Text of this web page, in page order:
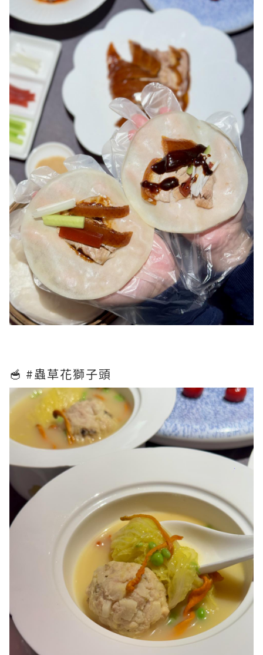
🥣 #蟲草花獅子頭